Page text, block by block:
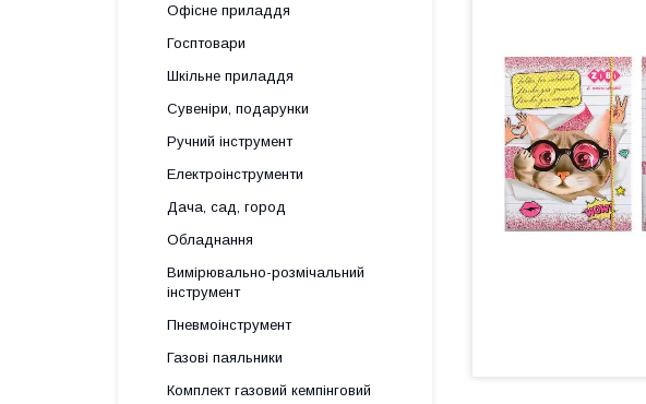
Офісне приладдя
Госптовари
Шкільне приладдя
Сувеніри, подарунки
Ручний інструмент
Електроінструменти
Дача, сад, город
Обладнання
Вимірювально-розмічальний
інструмент
Пневмоінструмент
Газові паяльники
Комплект газовий кемпінговий